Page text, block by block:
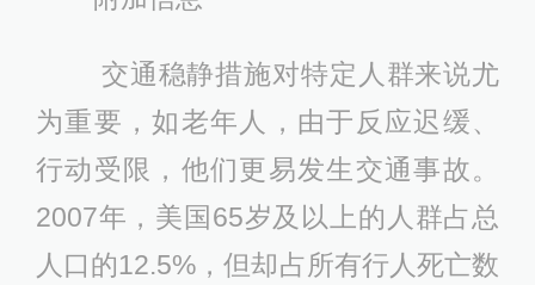
交通稳静措施对特定人群来说尤
为重要，如老年人，由于反应迟缓、
行动受限，他们更易发生交通事故。
2007年，美国65岁及以上的人群占总
人口的12.5%，但却占所有行人死亡数